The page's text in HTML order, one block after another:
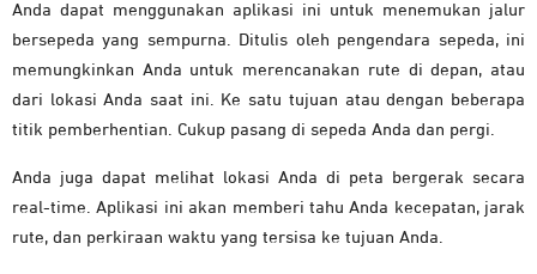
Anda dapat menggunakan aplikasi ini untuk menemukan jalur
bersepeda yang sempurna. Ditulis oleh pengendara sepeda, ini
memungkinkan Anda untuk merencanakan rute di depan, atau
dari lokasi Anda saat ini. Ke satu tujuan atau dengan beberapa
titik pemberhentian. Cukup pasang di sepeda Anda dan pergi.
Anda juga dapat melihat lokasi Anda di peta bergerak secara
real-time. Aplikasi ini akan memberi tahu Anda kecepatan, jarak
rute, dan perkiraan waktu yang tersisa ke tujuan Anda.